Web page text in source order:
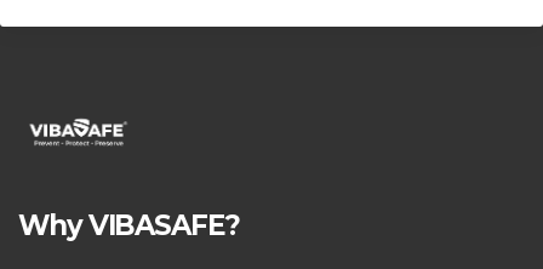
Why VIBASAFE?